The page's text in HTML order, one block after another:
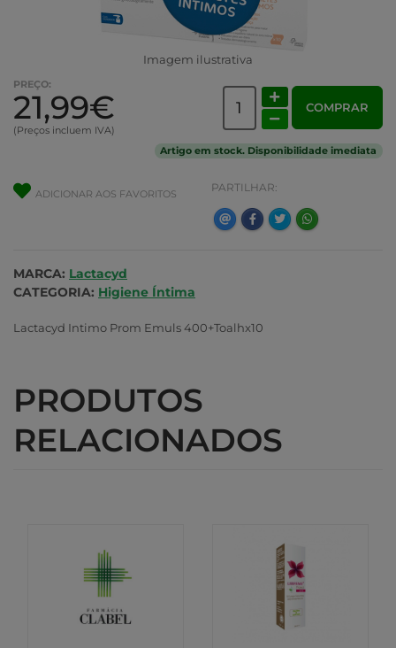
Imagem ilustrativa
PREÇO:
21,99€
(Preços incluem IVA)
COMPRAR
Artigo em stock. Disponibilidade imediata
ADICIONAR AOS FAVORITOS PARTILHAR:
MARCA: Lactacyd
CATEGORIA: Higiene Íntima
Lactacyd Intimo Prom Emuls 400+Toalhx10
PRODUTOS
RELACIONADOS